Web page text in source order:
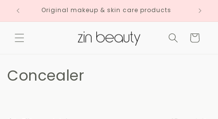
passer
Original makeup & skin care products
Panier
C
l
Concealer